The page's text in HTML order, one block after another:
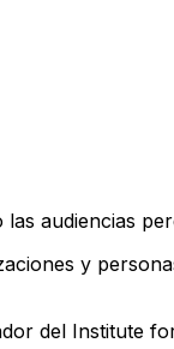
audiencias
y
del Institute